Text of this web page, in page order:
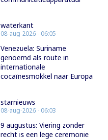
waterkant
08-aug-2026 - 06:05
Venezuela: Suriname
genoemd als route in
internationale
cocaïnesmokkel naar Europa
starnieuws
08-aug-2026 - 06:03
9 augustus: Viering zonder
recht is een lege ceremonie